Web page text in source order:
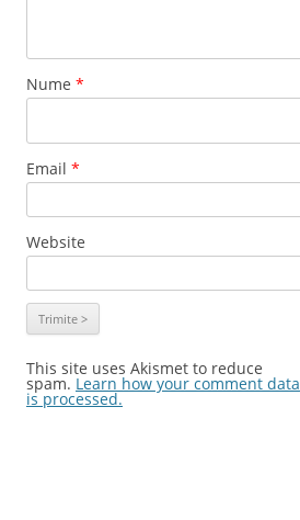
Nume *
Email *
Website
This site uses Akismet to reduce
spam. Learn how your comment data
is processed.